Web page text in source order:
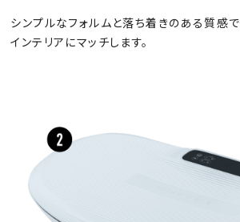
シンプルなフォルムと落ち着きのある質感で
インテリアにマッチします。